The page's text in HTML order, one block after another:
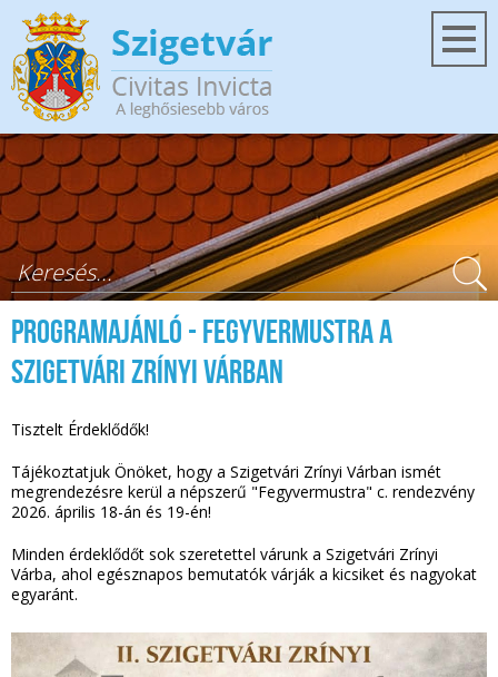
Ugrás a tartalomra
Keresés űrlap
Programajánló - Fegyvermustra a
Szigetvári Zrínyi Várban
Tisztelt Érdeklődők!
Tájékoztatjuk Önöket, hogy a Szigetvári Zrínyi Várban ismét
megrendezésre kerül a népszerű "Fegyvermustra" c. rendezvény
2026. április 18-án és 19-én!
Minden érdeklődőt sok szeretettel várunk a Szigetvári Zrínyi
Várba, ahol egésznapos bemutatók várják a kicsiket és nagyokat
egyaránt.